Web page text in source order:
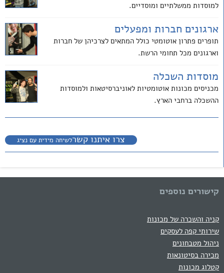
למוסדות ממשלתיים ומוסדיים.
ארגונים חברות ומפעלים
תופרים פתרון אוטומטי כולל המתאים לצרכיהן של חברות
וארגונים מכל תחומי הרשת.
מוסדות השכלה
מכניסים מכונות אוטומטיות לאוניברסיטאות ולמוסדות
ההשכלה ברחבי הארץ.
צרו איתנו קשרלשיחה מידית עם נציג
קישורים נוספים
קניה והשכרה של מכונות
שירותי קפה לעסקים
ניהול מטבחונים
מכירה בסיטונאות
קטלוג מכונות